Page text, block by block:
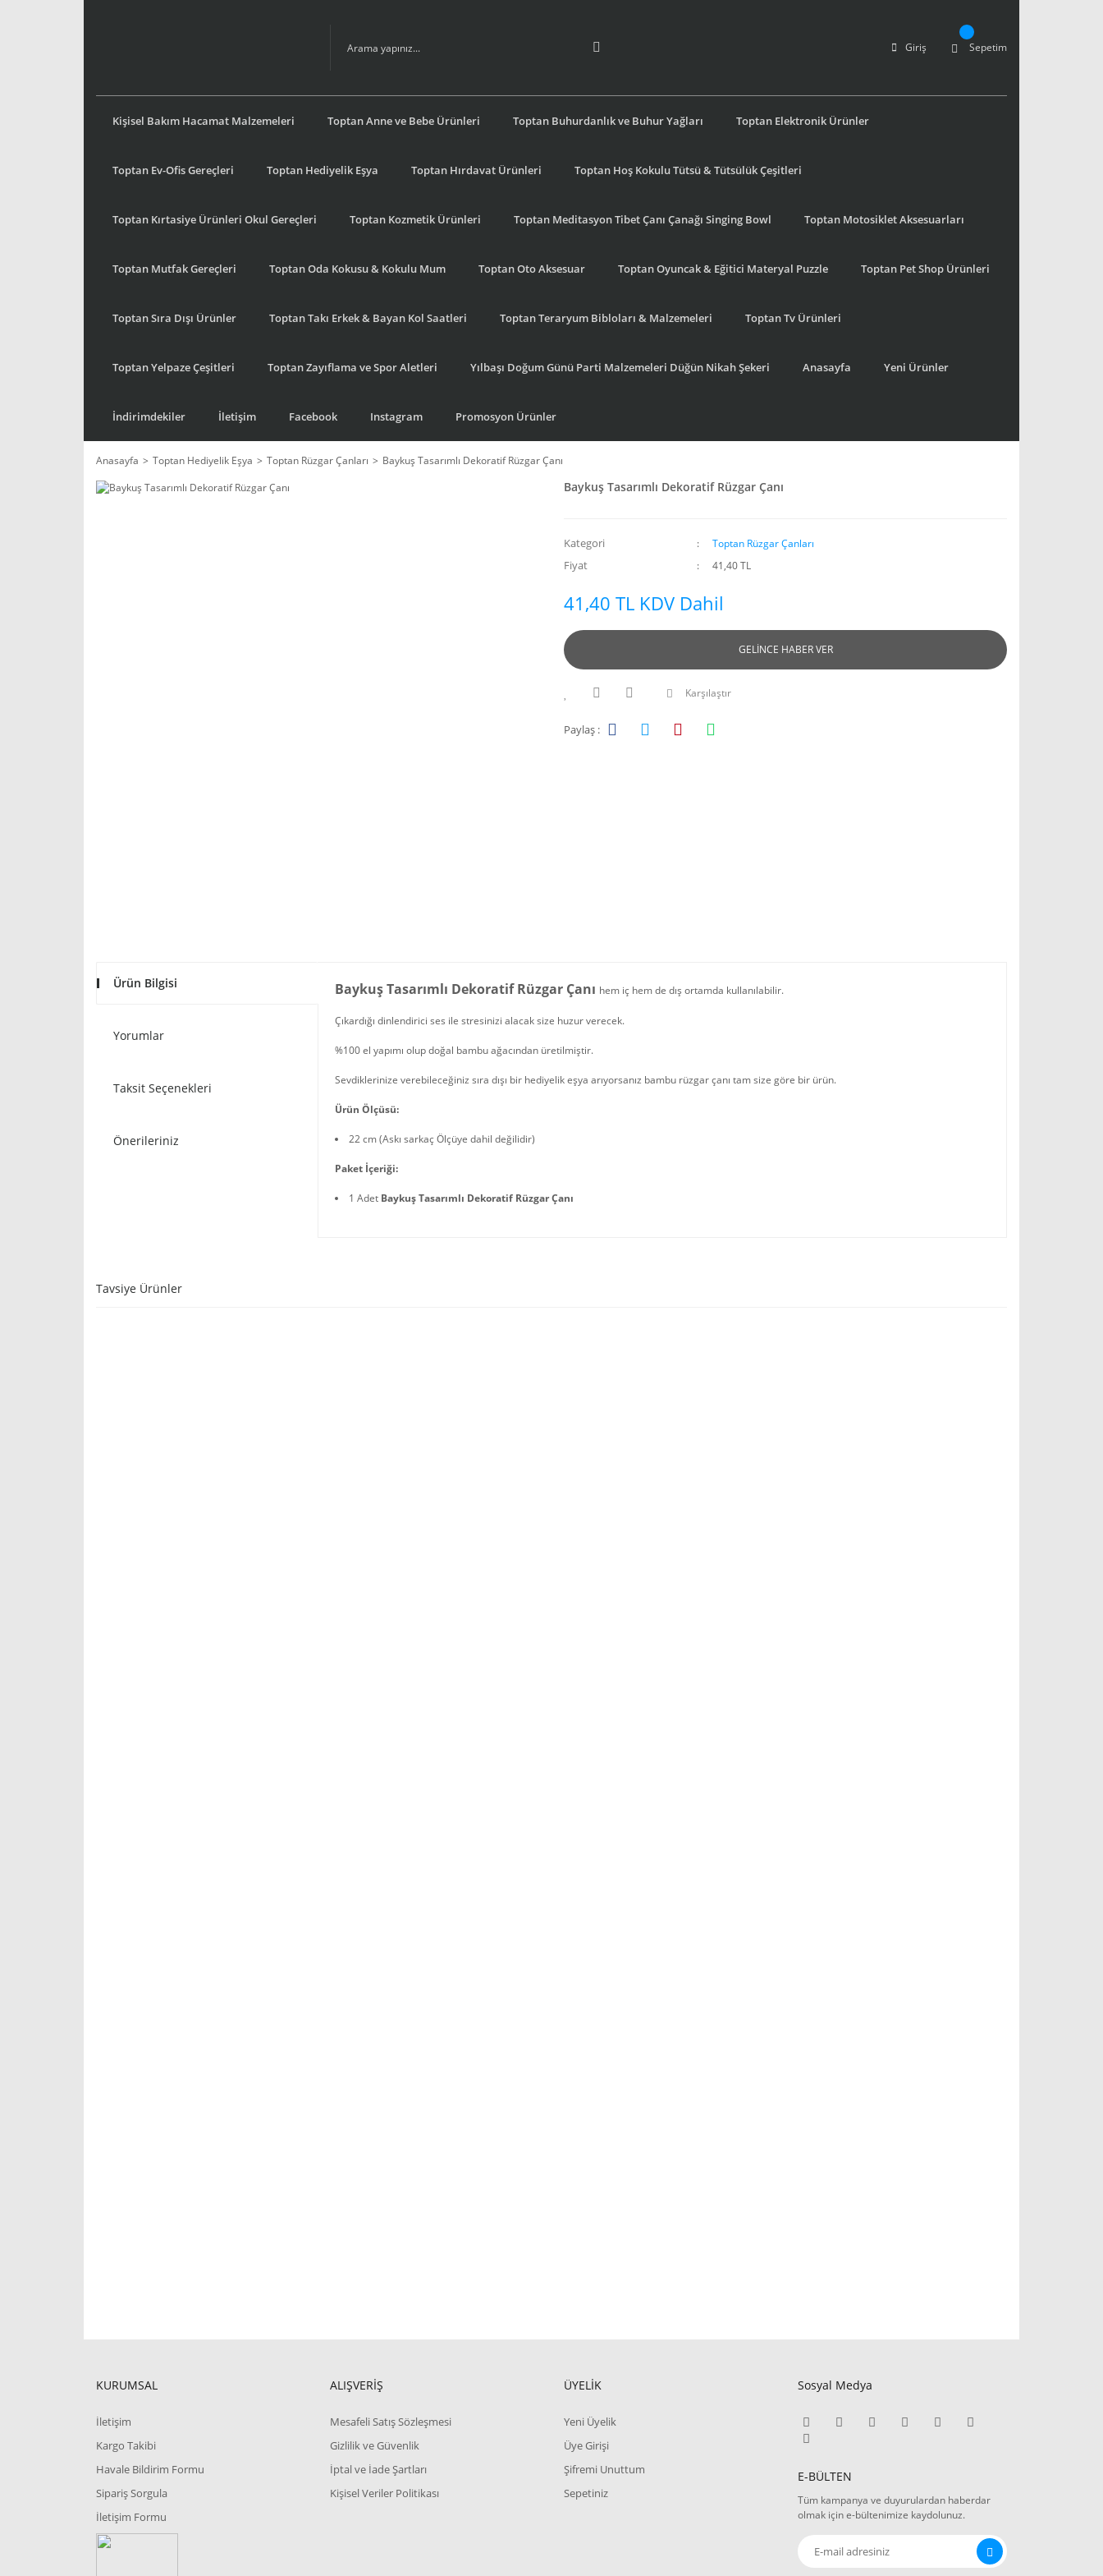
Giriş Sepetim
Kişisel Bakım Hacamat Malzemeleri Toptan Anne ve Bebe Ürünleri Toptan Buhurdanlık ve Buhur Yağları Toptan Elektronik Ürünler
Toptan Ev-Ofis Gereçleri Toptan Hediyelik Eşya Toptan Hırdavat Ürünleri Toptan Hoş Kokulu Tütsü & Tütsülük Çeşitleri
Toptan Kırtasiye Ürünleri Okul Gereçleri Toptan Kozmetik Ürünleri Toptan Meditasyon Tibet Çanı Çanağı Singing Bowl Toptan Motosiklet Aksesuarları
Toptan Mutfak Gereçleri Toptan Oda Kokusu & Kokulu Mum Toptan Oto Aksesuar Toptan Oyuncak & Eğitici Materyal Puzzle Toptan Pet Shop Ürünleri
Toptan Sıra Dışı Ürünler Toptan Takı Erkek & Bayan Kol Saatleri Toptan Teraryum Bibloları & Malzemeleri Toptan Tv Ürünleri
Toptan Yelpaze Çeşitleri Toptan Zayıflama ve Spor Aletleri Yılbaşı Doğum Günü Parti Malzemeleri Düğün Nikah Şekeri Anasayfa Yeni Ürünler
İndirimdekiler İletişim Facebook Instagram Promosyon Ürünler
Anasayfa Toptan Hediyelik Eşya Toptan Rüzgar Çanları Baykuş Tasarımlı Dekoratif Rüzgar Çanı
Baykuş Tasarımlı Dekoratif Rüzgar Çanı
Kategori Toptan Rüzgar Çanları
Fiyat 41,40 TL
41,40 TL KDV Dahil
GELİNCE HABER VER
Karşılaştır
Paylaş :
Ürün Bilgisi
Yorumlar
Taksit Seçenekleri
Önerileriniz
Baykuş Tasarımlı Dekoratif Rüzgar Çanı hem iç hem de dış ortamda kullanılabilir.
Çıkardığı dinlendirici ses ile stresinizi alacak size huzur verecek.
%100 el yapımı olup doğal bambu ağacından üretilmiştir.
Sevdiklerinize verebileceğiniz sıra dışı bir hediyelik eşya arıyorsanız bambu rüzgar çanı tam size göre bir ürün.
Ürün Ölçüsü:
22 cm (Askı sarkaç Ölçüye dahil değilidir)
Paket İçeriği:
1 Adet Baykuş Tasarımlı Dekoratif Rüzgar Çanı
Tavsiye Ürünler
KURUMSAL
İletişim
Kargo Takibi
Havale Bildirim Formu
Sipariş Sorgula
İletişim Formu
ALIŞVERİŞ
Mesafeli Satış Sözleşmesi
Gizlilik ve Güvenlik
İptal ve İade Şartları
Kişisel Veriler Politikası
ÜYELİK
Yeni Üyelik
Üye Girişi
Şifremi Unuttum
Sepetiniz
Sosyal Medya
E-BÜLTEN
Tüm kampanya ve duyurulardan haberdar
olmak için e-bültenimize kaydolunuz.